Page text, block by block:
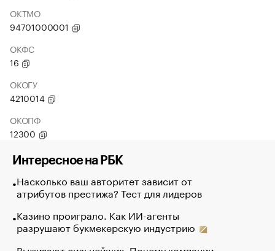
ОКТМО
94701000001
ОКФС
16
ОКОГУ
4210014
ОКОПФ
12300
Интересное на РБК
Насколько ваш авторитет зависит от
атрибутов престижа? Тест для лидеров
Казино проиграло. Как ИИ-агенты
разрушают букмекерскую индустрию